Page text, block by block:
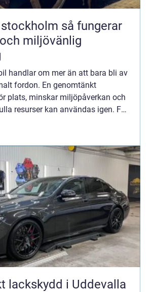
så fungerar
miljövänlig
handlar om mer än att bara bli av
fordon. En genomtänkt
plats, minskar miljöpåverkan och
resurser kan användas igen. För
lackskydd i Uddevalla